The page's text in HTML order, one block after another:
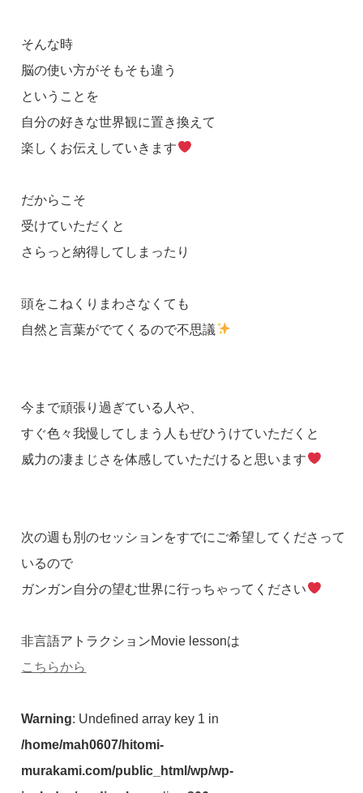
そんな時
脳の使い方がそもそも違う
ということを
自分の好きな世界観に置き換えて
楽しくお伝えしていきます
だからこそ
受けていただくと
さらっと納得してしまったり
頭をこねくりまわさなくても
自然と言葉がでてくるので不思議
今まで頑張り過ぎている人や、
すぐ色々我慢してしまう人もぜひうけていただくと
威力の凄まじさを体感していただけると思います
次の週も別のセッションをすでにご希望してくださって
いるので
ガンガン自分の望む世界に行っちゃってください
非言語アトラクションMovie lessonは
こちらから
Warning: Undefined array key 1 in
/home/mah0607/hitomi-
murakami.com/public_html/wp/wp-